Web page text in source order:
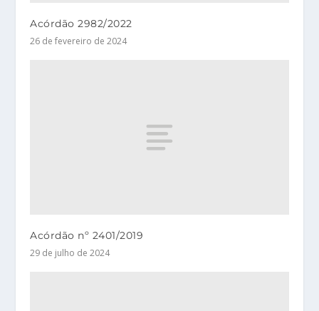
Acórdão 2982/2022
26 de fevereiro de 2024
Acórdão nº 2401/2019
29 de julho de 2024